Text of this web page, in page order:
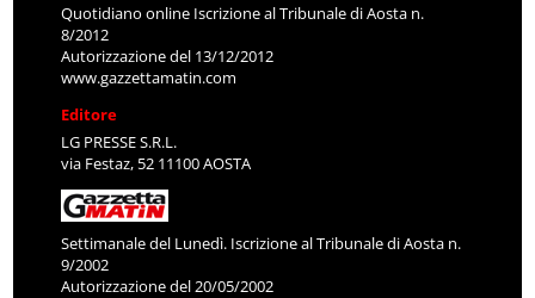
Quotidiano online Iscrizione al Tribunale di Aosta n.
8/2012
Autorizzazione del 13/12/2012
www.gazzettamatin.com
Editore
LG PRESSE S.R.L.
via Festaz, 52 11100 AOSTA
Settimanale del Lunedì. Iscrizione al Tribunale di Aosta n.
9/2002
Autorizzazione del 20/05/2002